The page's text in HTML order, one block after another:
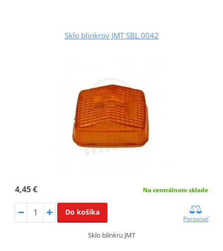
Sklo blinkrov JMT SBL 0042
4,45 € Na centrálnom sklade
Do košíka
Porovnať
Sklo blinkru JMT